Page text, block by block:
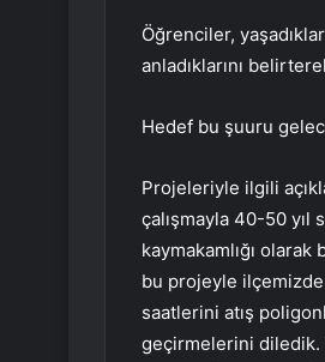
Öğrenciler,
anladıklarını
Hedef bu şuuru
Projeleriyle ilgili
çalışmayla 40-50 yıl
kaymakamlığı olarak
bu projeyle
saatlerini atış
geçirmelerini